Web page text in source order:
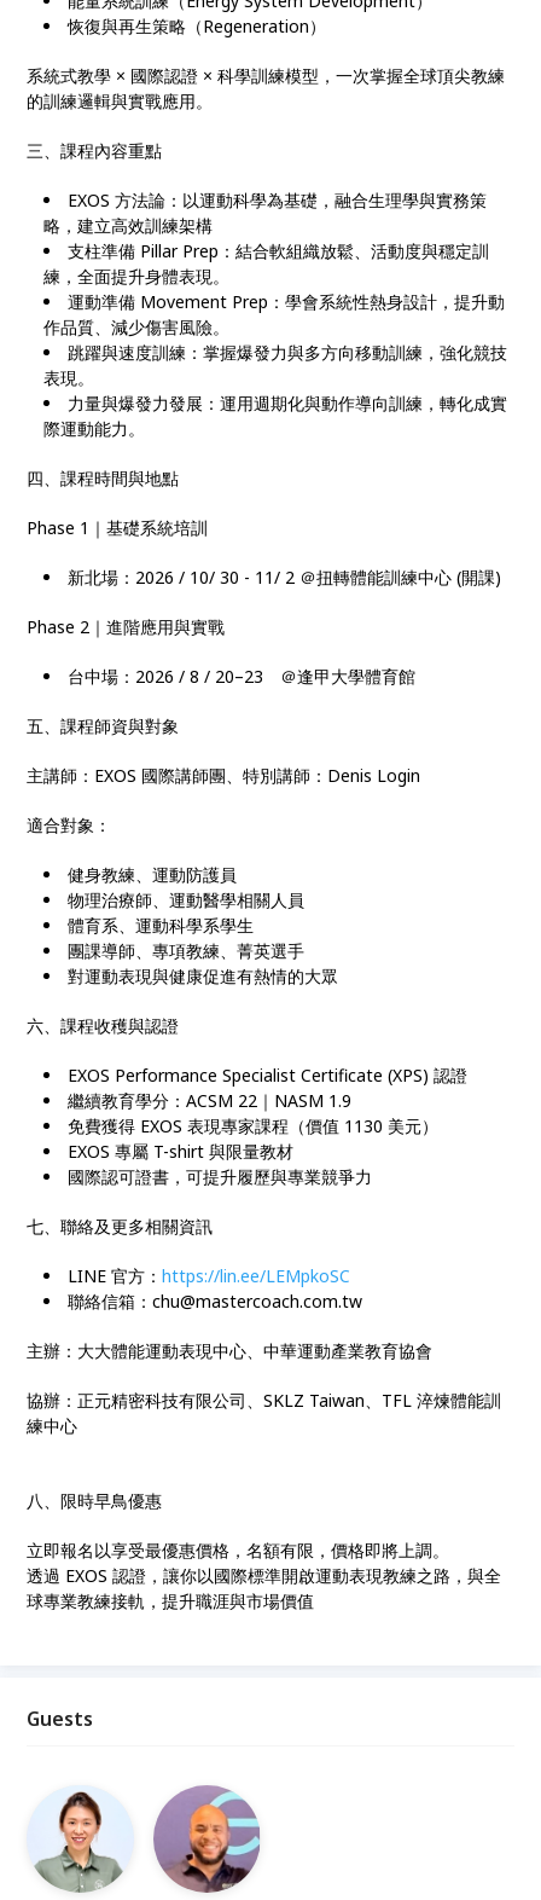
恢復與再生策略（Regeneration）
系統式教學 × 國際認證 × 科學訓練模型，一次掌握全球頂尖教練
的訓練邏輯與實戰應用。
三、課程內容重點
EXOS 方法論：以運動科學為基礎，融合生理學與實務策
略，建立高效訓練架構
支柱準備 Pillar Prep：結合軟組織放鬆、活動度與穩定訓
練，全面提升身體表現。
運動準備 Movement Prep：學會系統性熱身設計，提升動
作品質、減少傷害風險。
跳躍與速度訓練：掌握爆發力與多方向移動訓練，強化競技
表現。
力量與爆發力發展：運用週期化與動作導向訓練，轉化成實
際運動能力。
四、課程時間與地點
Phase 1｜基礎系統培訓
新北場：2026 / 10/ 30 - 11/ 2 ＠扭轉體能訓練中心 (開課)
Phase 2｜進階應用與實戰
台中場：2026 / 8 / 20–23 ＠逢甲大學體育館
五、課程師資與對象
主講師：EXOS 國際講師團、特別講師：Denis Login
適合對象：
健身教練、運動防護員
物理治療師、運動醫學相關人員
體育系、運動科學系學生
團課導師、專項教練、菁英選手
對運動表現與健康促進有熱情的大眾
六、課程收穫與認證
EXOS Performance Specialist Certificate (XPS) 認證
繼續教育學分：ACSM 22｜NASM 1.9
免費獲得 EXOS 表現專家課程（價值 1130 美元）
EXOS 專屬 T-shirt 與限量教材
國際認可證書，可提升履歷與專業競爭力
七、聯絡及更多相關資訊
LINE 官方：https://lin.ee/LEMpkoSC
聯絡信箱：chu@mastercoach.com.tw
主辦：大大體能運動表現中心、中華運動產業教育協會
協辦：正元精密科技有限公司、SKLZ Taiwan、TFL 淬煉體能訓
練中心
八、限時早鳥優惠
立即報名以享受最優惠價格，名額有限，價格即將上調。
透過 EXOS 認證，讓你以國際標準開啟運動表現教練之路，與全
球專業教練接軌，提升職涯與市場價值
Guests